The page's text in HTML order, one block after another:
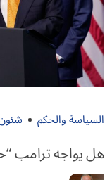
السياسة والحكم
هل يواجه ترامب